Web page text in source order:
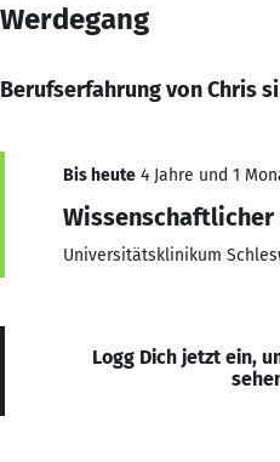
Werdegang
Berufserfahrung von Chris si
Bis heute 4 Jahre und 1
Universitätsklinikum
Logg Dich jetzt ein,